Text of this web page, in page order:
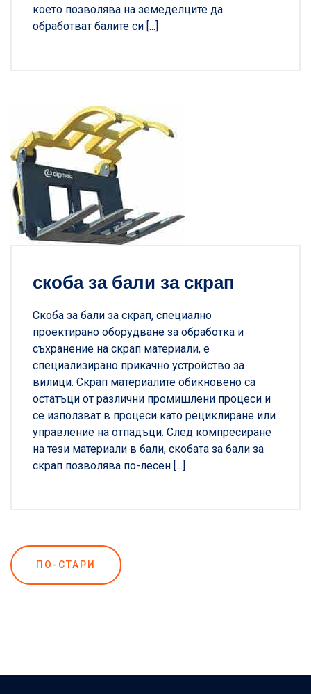
което позволява на земеделците да
обработват балите си [...]
скоба за бали за скрап
Скоба за бали за скрап, специално
проектирано оборудване за обработка и
съхранение на скрап материали, е
специализирано прикачно устройство за
вилици. Скрап материалите обикновено са
остатъци от различни промишлени процеси и
се използват в процеси като рециклиране или
управление на отпадъци. След компресиране
на тези материали в бали, скобата за бали за
скрап позволява по-лесен [...]
Навигация
ПО-СТАРИ